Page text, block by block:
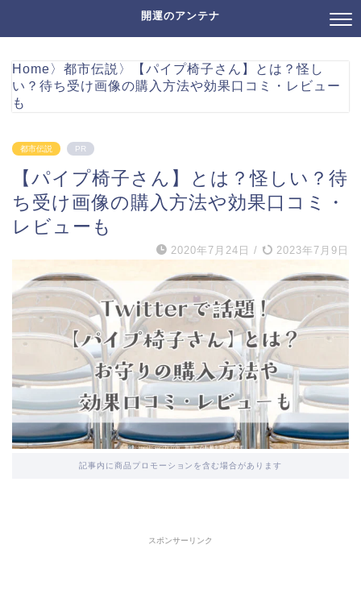
開運のアンテナ
Home〉 都市伝説 〉
【パイプ椅子さん】とは？怪し
い？待ち受け画像の購入方法や効果口コミ・レビュー
も
都市伝説 PR
【パイプ椅子さん】とは？怪しい？待
ち受け画像の購入方法や効果口コミ・
レビューも
2020年7月24日 / 2023年7月9日
記事内に商品プロモーションを含む場合があります
スポンサーリンク